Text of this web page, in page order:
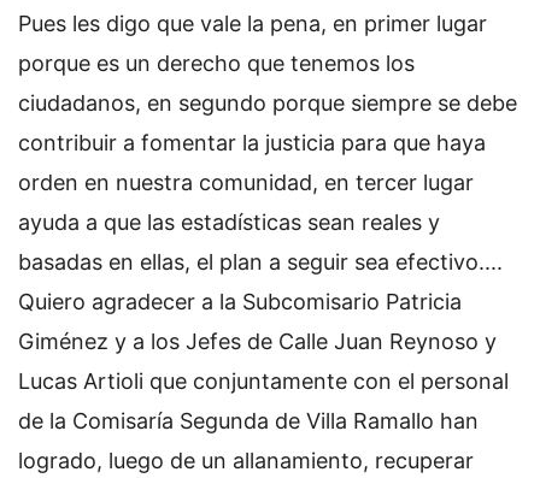
Pues les digo que vale la pena, en primer lugar
porque es un derecho que tenemos los
ciudadanos, en segundo porque siempre se debe
contribuir a fomentar la justicia para que haya
orden en nuestra comunidad, en tercer lugar
ayuda a que las estadísticas sean reales y
basadas en ellas, el plan a seguir sea efectivo....
Quiero agradecer a la Subcomisario Patricia
Giménez y a los Jefes de Calle Juan Reynoso y
Lucas Artioli que conjuntamente con el personal
de la Comisaría Segunda de Villa Ramallo han
logrado, luego de un allanamiento, recuperar